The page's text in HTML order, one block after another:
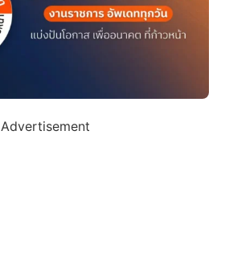
Advertisement